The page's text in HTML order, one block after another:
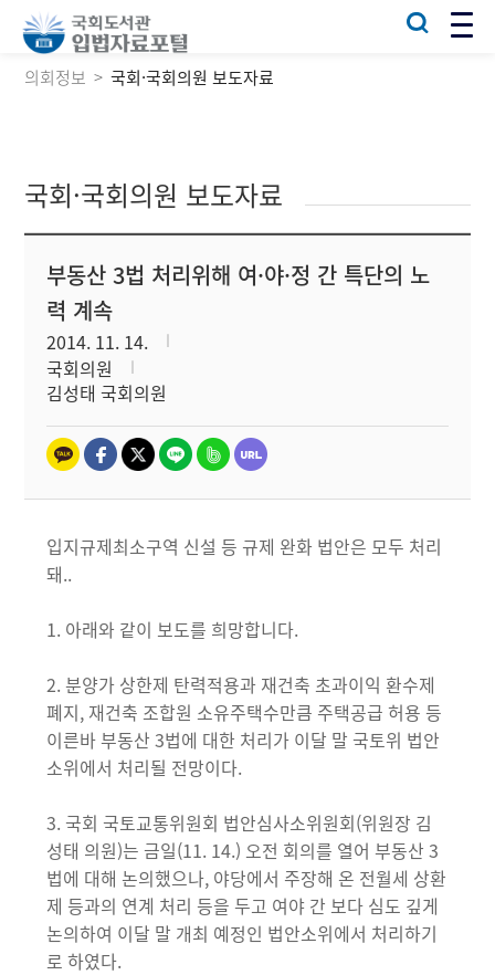
의회정보 국회·국회의원 보도자료
국회·국회의원 보도자료
부동산 3법 처리위해 여·야·정 간 특단의 노
력 계속
2014. 11. 14.
국회의원
김성태 국회의원
입지규제최소구역 신설 등 규제 완화 법안은 모두 처리
돼..
1. 아래와 같이 보도를 희망합니다.
2. 분양가 상한제 탄력적용과 재건축 초과이익 환수제
폐지, 재건축 조합원 소유주택수만큼 주택공급 허용 등
이른바 부동산 3법에 대한 처리가 이달 말 국토위 법안
소위에서 처리될 전망이다.
3. 국회 국토교통위원회 법안심사소위원회(위원장 김
성태 의원)는 금일(11. 14.) 오전 회의를 열어 부동산 3
법에 대해 논의했으나, 야당에서 주장해 온 전월세 상환
제 등과의 연계 처리 등을 두고 여야 간 보다 심도 깊게
논의하여 이달 말 개최 예정인 법안소위에서 처리하기
로 하였다.